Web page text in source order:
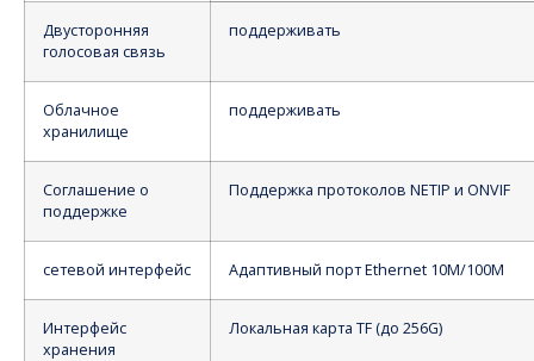
Двусторонняя
голосовая связь
поддерживать
Облачное
хранилище
поддерживать
Соглашение о
поддержке
Поддержка протоколов NETIP и ONVIF
сетевой интерфейс Адаптивный порт Ethernet 10M/100M
Интерфейс
хранения
Локальная карта TF (до 256G)